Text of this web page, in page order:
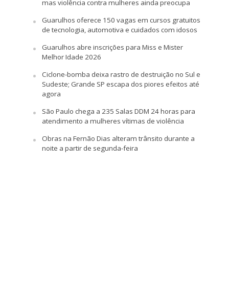
mas violência contra mulheres ainda preocupa
Guarulhos oferece 150 vagas em cursos gratuitos
de tecnologia, automotiva e cuidados com idosos
Guarulhos abre inscrições para Miss e Mister
Melhor Idade 2026
Ciclone-bomba deixa rastro de destruição no Sul e
Sudeste; Grande SP escapa dos piores efeitos até
agora
São Paulo chega a 235 Salas DDM 24 horas para
atendimento a mulheres vítimas de violência
Obras na Fernão Dias alteram trânsito durante a
noite a partir de segunda-feira